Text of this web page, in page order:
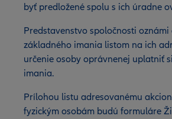
byť predložené spolu s ich úradne
Predstavenstvo spoločnosti
základného imania listom na ich
určenie osoby oprávnenej uplatniť
imania.
Prílohou listu adresovanému
fyzickým osobám budú formuláre